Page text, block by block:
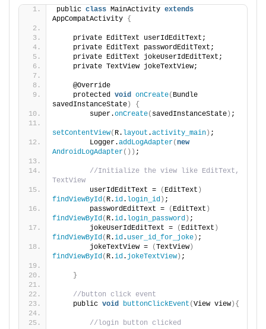
public class MainActivity extends
AppCompatActivity {
    private EditText userIdEditText;
    private EditText passwordEditText;
    private EditText jokeUserIdEditText;
    private TextView jokeTextView;
    @Override
    protected
void onCreate( Bundle
savedInstanceState)
{
        super.
onCreate( savedInstanceState) ;
setContentView( R. layout .activity_main) ;
        Logger.
addLogAdapter(new
AndroidLogAdapter()) ;
//Initialize the view like EditText,
TextView
        userIdEditText =
( EditText )
findViewById ( R.id . login_id ) ;
        passwordEditText =
( EditText )
findViewById ( R.id . login_password ) ;
        jokeUserIdEditText =
( EditText )
findViewById ( R.id . user_id_for_joke) ;
        jokeTextView =
(TextView)
findViewById ( R.id . jokeTextView) ;
}
//button click event
    public
void buttonClickEvent (View view){
//login button clicked